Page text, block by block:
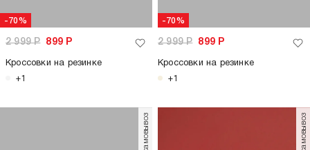
-70%
2 999Р 899 Р
Кроссовки на резинке
+1
-70%
2 999Р 899 Р
Кроссовки на резинке
+1